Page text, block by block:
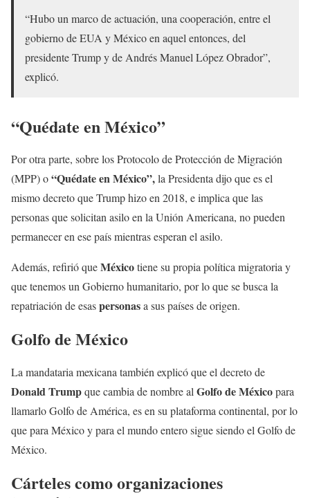
“Hubo un marco de actuación, una cooperación, entre el
gobierno de EUA y México en aquel entonces, del
presidente Trump y de Andrés Manuel López Obrador”,
explicó.
“Quédate en México”
Por otra parte, sobre los Protocolo de Protección de Migración
(MPP) o“Quédate en México”,la Presidenta dijo que es el
mismo decreto que Trump hizo en 2018, e implica que las
personas que solicitan asilo en la Unión Americana, no pueden
permanecer en ese país mientras esperan el asilo.
Además, refirió queMéxicotiene su propia política migratoria y
que tenemos un Gobierno humanitario, por lo que se busca la
repatriación de esaspersonasa sus países de origen.
Golfo de México
La mandataria mexicana también explicó que el decreto de
Donald Trumpque cambia de nombre alGolfo de Méxicopara
llamarlo Golfo de América, es en su plataforma continental, por lo
que para México y para el mundo entero sigue siendo el Golfo de
México.
Cárteles como organizaciones